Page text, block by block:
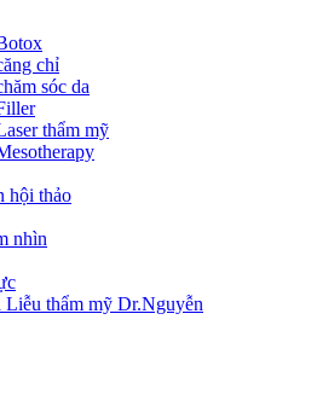
chỉ
sóc da
thẩm mỹ
hội thảo
nhìn
Liễu thẩm mỹ Dr.Nguyễn